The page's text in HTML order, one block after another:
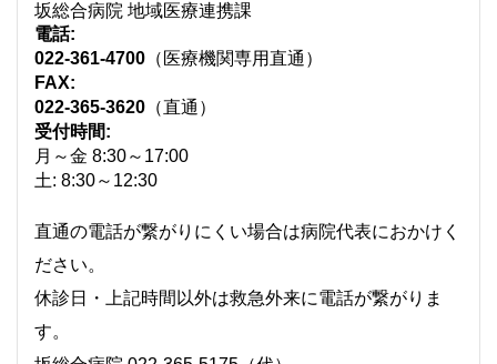
坂総合病院 地域医療連携課
電話:
022-361-4700 （医療機関専用直通）
FAX:
022-365-3620 （直通）
受付時間:
月～金 8:30～17:00
土: 8:30～12:30
直通の電話が繋がりにくい場合は病院代表におかけく
ださい。
休診日・上記時間以外は救急外来に電話が繋がりま
す。